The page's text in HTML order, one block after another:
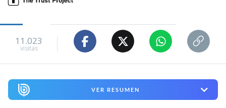
11.023
visitas
VER RESUMEN